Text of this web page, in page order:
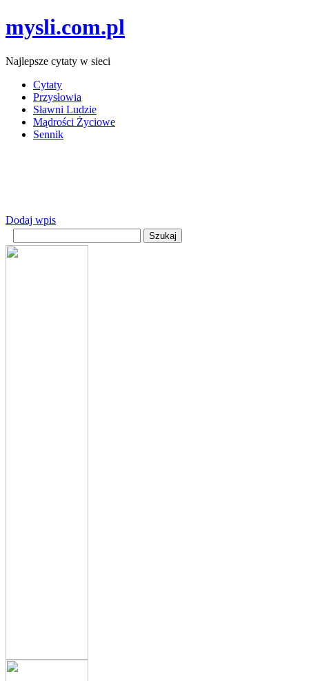
mysli.com.pl
Najlepsze cytaty w sieci
Cytaty
Przysłowia
Sławni Ludzie
Mądrości Życiowe
Sennik
Dodaj wpis